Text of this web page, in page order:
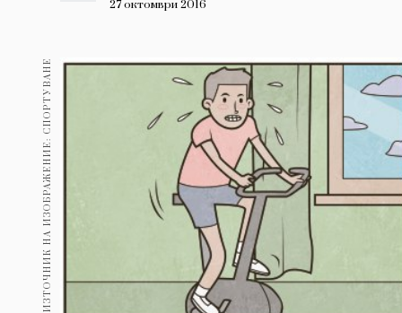
Здраве 389
Gentlemen
Wellness 1816
ПОСЛЕДВАЙТЕ
НИ
27 октомври 2016
ИЗТОЧНИК НА ИЗОБРАЖЕНИЕ: СПОРТУВАНЕ